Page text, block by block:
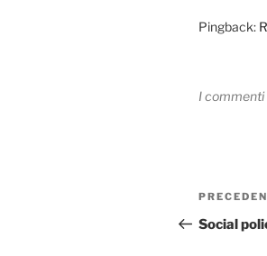
Pingback:
I commenti
Articolo
Social